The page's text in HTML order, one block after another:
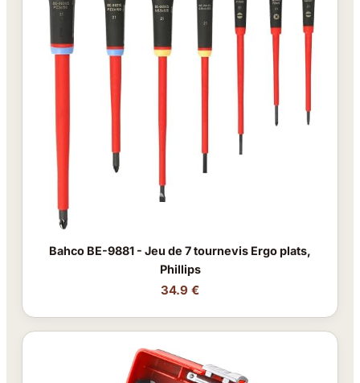
Bahco BE-9881 - Jeu de 7 tournevis Ergo plats,
Phillips
34.9 €